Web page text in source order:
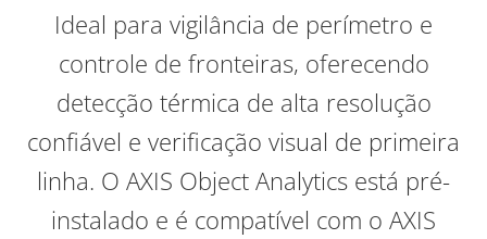
Ideal para vigilância de perímetro e
controle de fronteiras, oferecendo
detecção térmica de alta resolução
confiável e verificação visual de primeira
linha. O AXIS Object Analytics está pré-
instalado e é compatível com o AXIS